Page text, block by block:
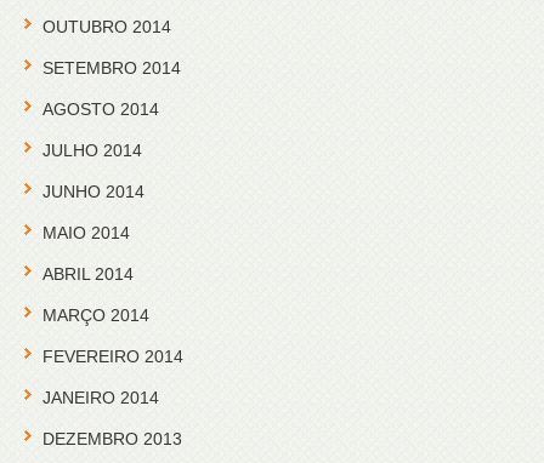
OUTUBRO 2014
SETEMBRO 2014
AGOSTO 2014
JULHO 2014
JUNHO 2014
MAIO 2014
ABRIL 2014
MARÇO 2014
FEVEREIRO 2014
JANEIRO 2014
DEZEMBRO 2013